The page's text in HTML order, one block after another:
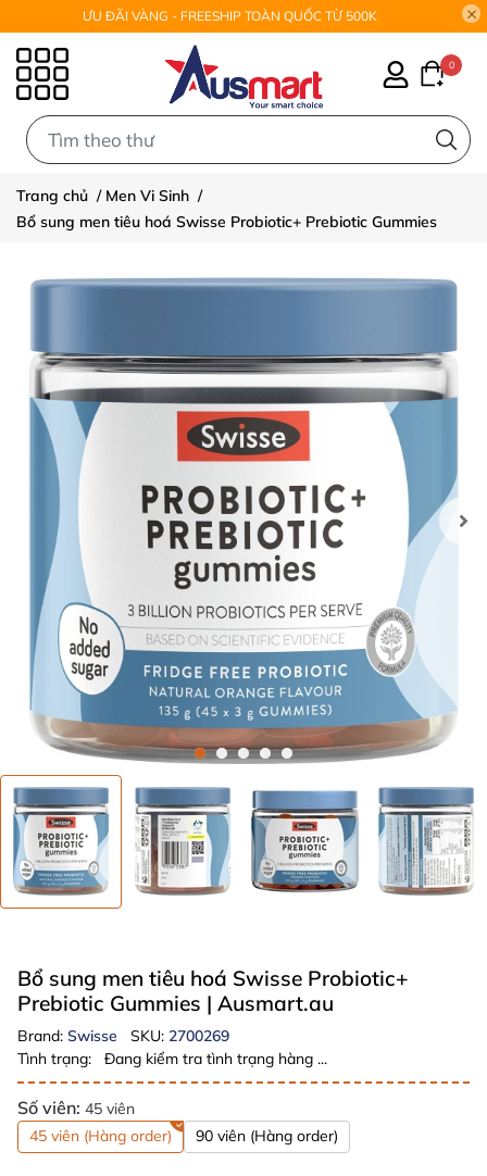
ƯU ĐÃI VÀNG - FREESHIP TOÀN QUỐC TỪ 500K
0
Trang chủ / Men Vi Sinh /
Bổ sung men tiêu hoá Swisse Probiotic+ Prebiotic Gummies
Bổ sung men tiêu hoá Swisse Probiotic+
Prebiotic Gummies | Ausmart.au
Brand: Swisse SKU: 2700269
Tình trạng:
Đang kiểm tra tình trạng hàng ...
Số viên: 45 viên
45 viên (Hàng order)
90 viên (Hàng order)